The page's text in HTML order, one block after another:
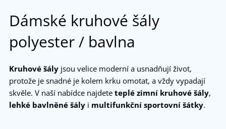
Dámské kruhové šály
polyester / bavlna
Kruhové šály jsou velice moderní a usnadňují život,
protože je snadné je kolem krku omotat, a vždy vypadají
skvěle. V naší nabídce najdete teplé zimní kruhové šály,
lehké bavlněné šály i multifunkční sportovní šátky.